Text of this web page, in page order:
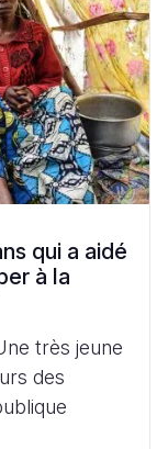
qui a aidé
à la
très jeune
des